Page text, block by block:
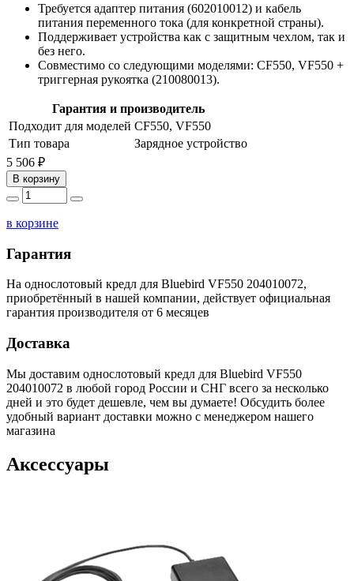
Требуется адаптер питания (602010012) и кабель
питания переменного тока (для конкретной страны).
Поддерживает устройства как с защитным чехлом, так и
без него.
Совместимо со следующими моделями: CF550, VF550 +
триггерная рукоятка (210080013).
Гарантия и производитель
Подходит для моделей CF550, VF550
Тип товара
Зарядное устройство
5 506 ₽
В корзину
в корзине
Гарантия
На однослотовый кредл для Bluebird VF550 204010072,
приобретённый в нашей компании, действует официальная
гарантия производителя от 6 месяцев
Доставка
Мы доставим однослотовый кредл для Bluebird VF550
204010072 в любой город России и СНГ всего за несколько
дней и это будет дешевле, чем вы думаете! Обсудить более
удобный вариант доставки можно с менеджером нашего
магазина
Аксессуары